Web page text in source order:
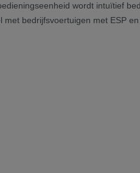
wordt intuïtief
bedrijfsvoertuigen met ESP